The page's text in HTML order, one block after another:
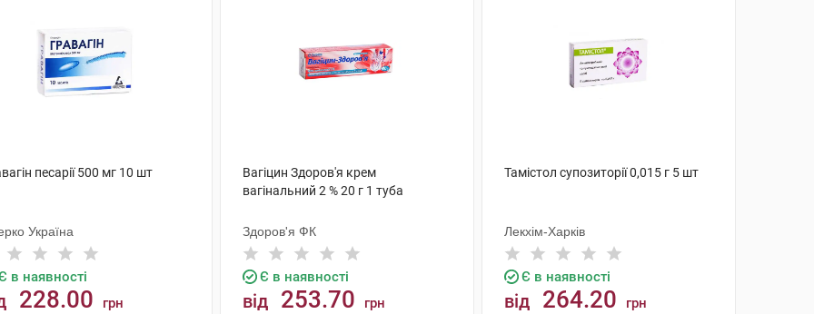
песарії 500 мг 10 шт
Україна
в наявності
228.00 грн
Вагіцин Здоров'я крем
вагінальний 2 % 20 г 1 туба
Здоров'я ФК
Є в наявності
від 253.70 грн
Тамістол супозиторії 0,015 г 5 шт
Лекхім-Харків
Є в наявності
від 264.20 грн